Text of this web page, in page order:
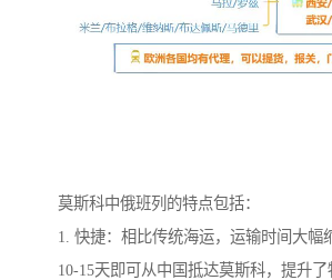
莫斯科中俄班列的特点包括：
1. 快捷：相比传统海运，运输时间大幅
10-15天即可从中国抵达莫斯科，提升了